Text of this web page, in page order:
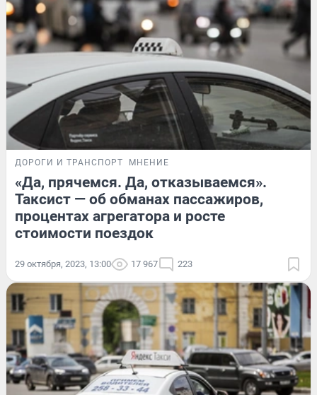
ДОРОГИ И ТРАНСПОРТ МНЕНИЕ
«Да, прячемся. Да, отказываемся».
Таксист — об обманах пассажиров,
процентах агрегатора и росте
стоимости поездок
29 октября, 2023, 13:00 17 967 223